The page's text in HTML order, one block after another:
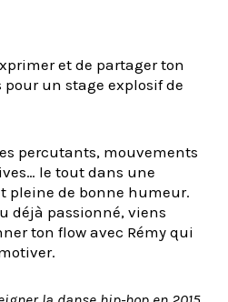
et de partager ton
un stage explosif de
percutants, mouvements
le tout dans une
pleine de bonne humeur.
déjà passionné, viens
ton flow avec Rémy qui